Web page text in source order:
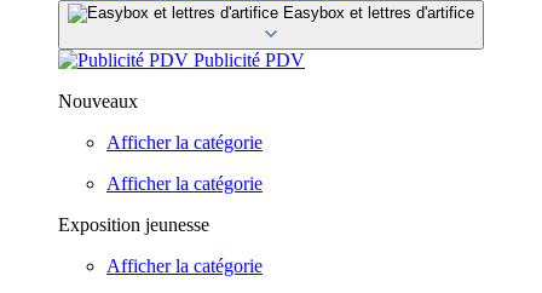
Easybox et lettres d'artifice
Publicité PDV
Nouveaux
Afficher la catégorie
Afficher la catégorie
Exposition jeunesse
Afficher la catégorie